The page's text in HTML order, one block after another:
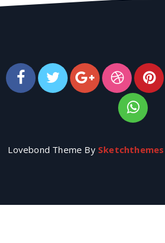
Lovebond Theme By Sketchthemes